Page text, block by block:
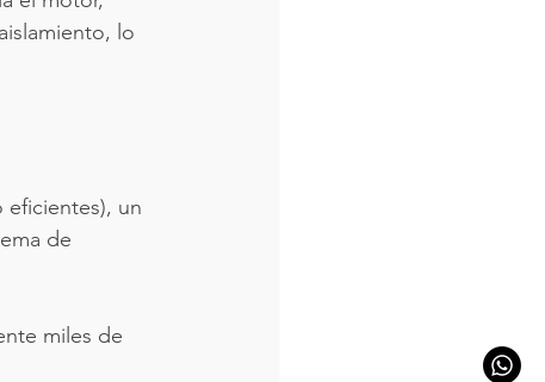
lo
un
de
miles de